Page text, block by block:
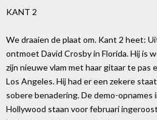
KANT 2
We draaien de plaat om. Kant 2 heet:
ontmoet David Crosby in Florida. Hij is
zijn nieuwe vlam met haar gitaar te pas
Los Angeles. Hij had er een zekere
sobere benadering. De demo-opnames
Hollywood staan voor februari